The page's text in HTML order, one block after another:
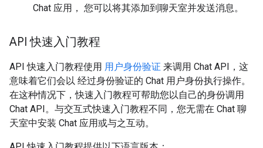
Chat 应用， 您可以将其添加到聊天室并发送消息。
API 快速入门教程
API 快速入门教程使用 用户身份验证 来调用 Chat API，这
意味着它们会以 经过身份验证的 Chat 用户身份执行操作。
在这种情况下，快速入门教程可帮助您以自己的身份调用
Chat API。与交互式快速入门教程不同，您无需在 Chat 聊
天室中安装 Chat 应用或与之互动。